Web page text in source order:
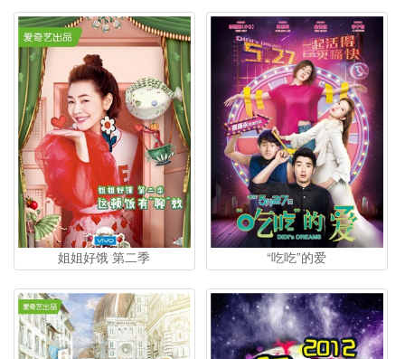
姐姐好饿 第二季 “吃吃”的爱